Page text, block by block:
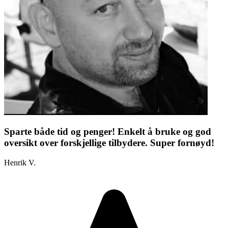
Sparte både tid og penger! Enkelt å bruke og god
oversikt over forskjellige tilbydere. Super fornøyd!
Henrik V.